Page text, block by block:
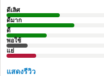
ดีเลิศ
ดีมาก
ดี
พอใช้
แย่
แสดงรีวิว